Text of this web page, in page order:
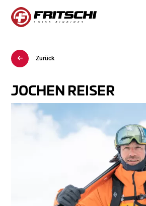
BINDUNGEN
KUNDENDIENST
STORIES
Zurück
JOCHEN REISER